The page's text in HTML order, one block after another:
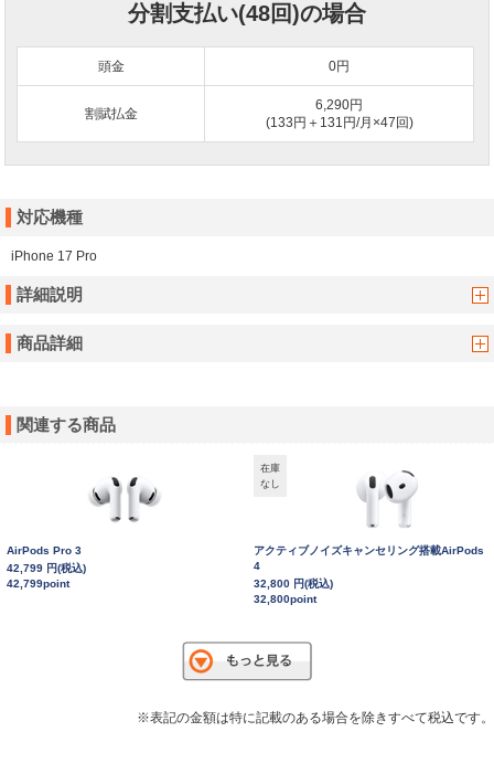
分割支払い(48回)の場合
頭金 0円
割賦払金
6,290円
(133円＋131円/月×47回)
対応機種
iPhone 17 Pro
詳細説明
商品詳細
関連する商品
AirPods Pro 3
42,799 円(税込)
42,799point
在庫
なし
アクティブノイズキャンセリング搭載AirPods
4
32,800 円(税込)
32,800point
※表記の金額は特に記載のある場合を除きすべて税込です。